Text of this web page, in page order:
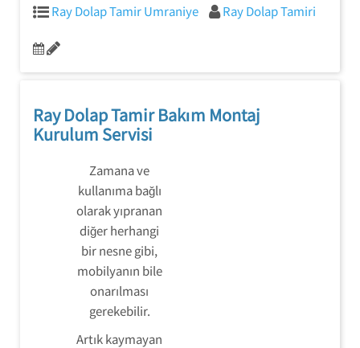
Ray Dolap Tamir Umraniye Ray Dolap Tamiri
Ray Dolap Tamir Bakım Montaj
Kurulum Servisi
Zamana ve
kullanıma bağlı
olarak yıpranan
diğer herhangi
bir nesne gibi,
mobilyanın bile
onarılması
gerekebilir.
Artık kaymayan